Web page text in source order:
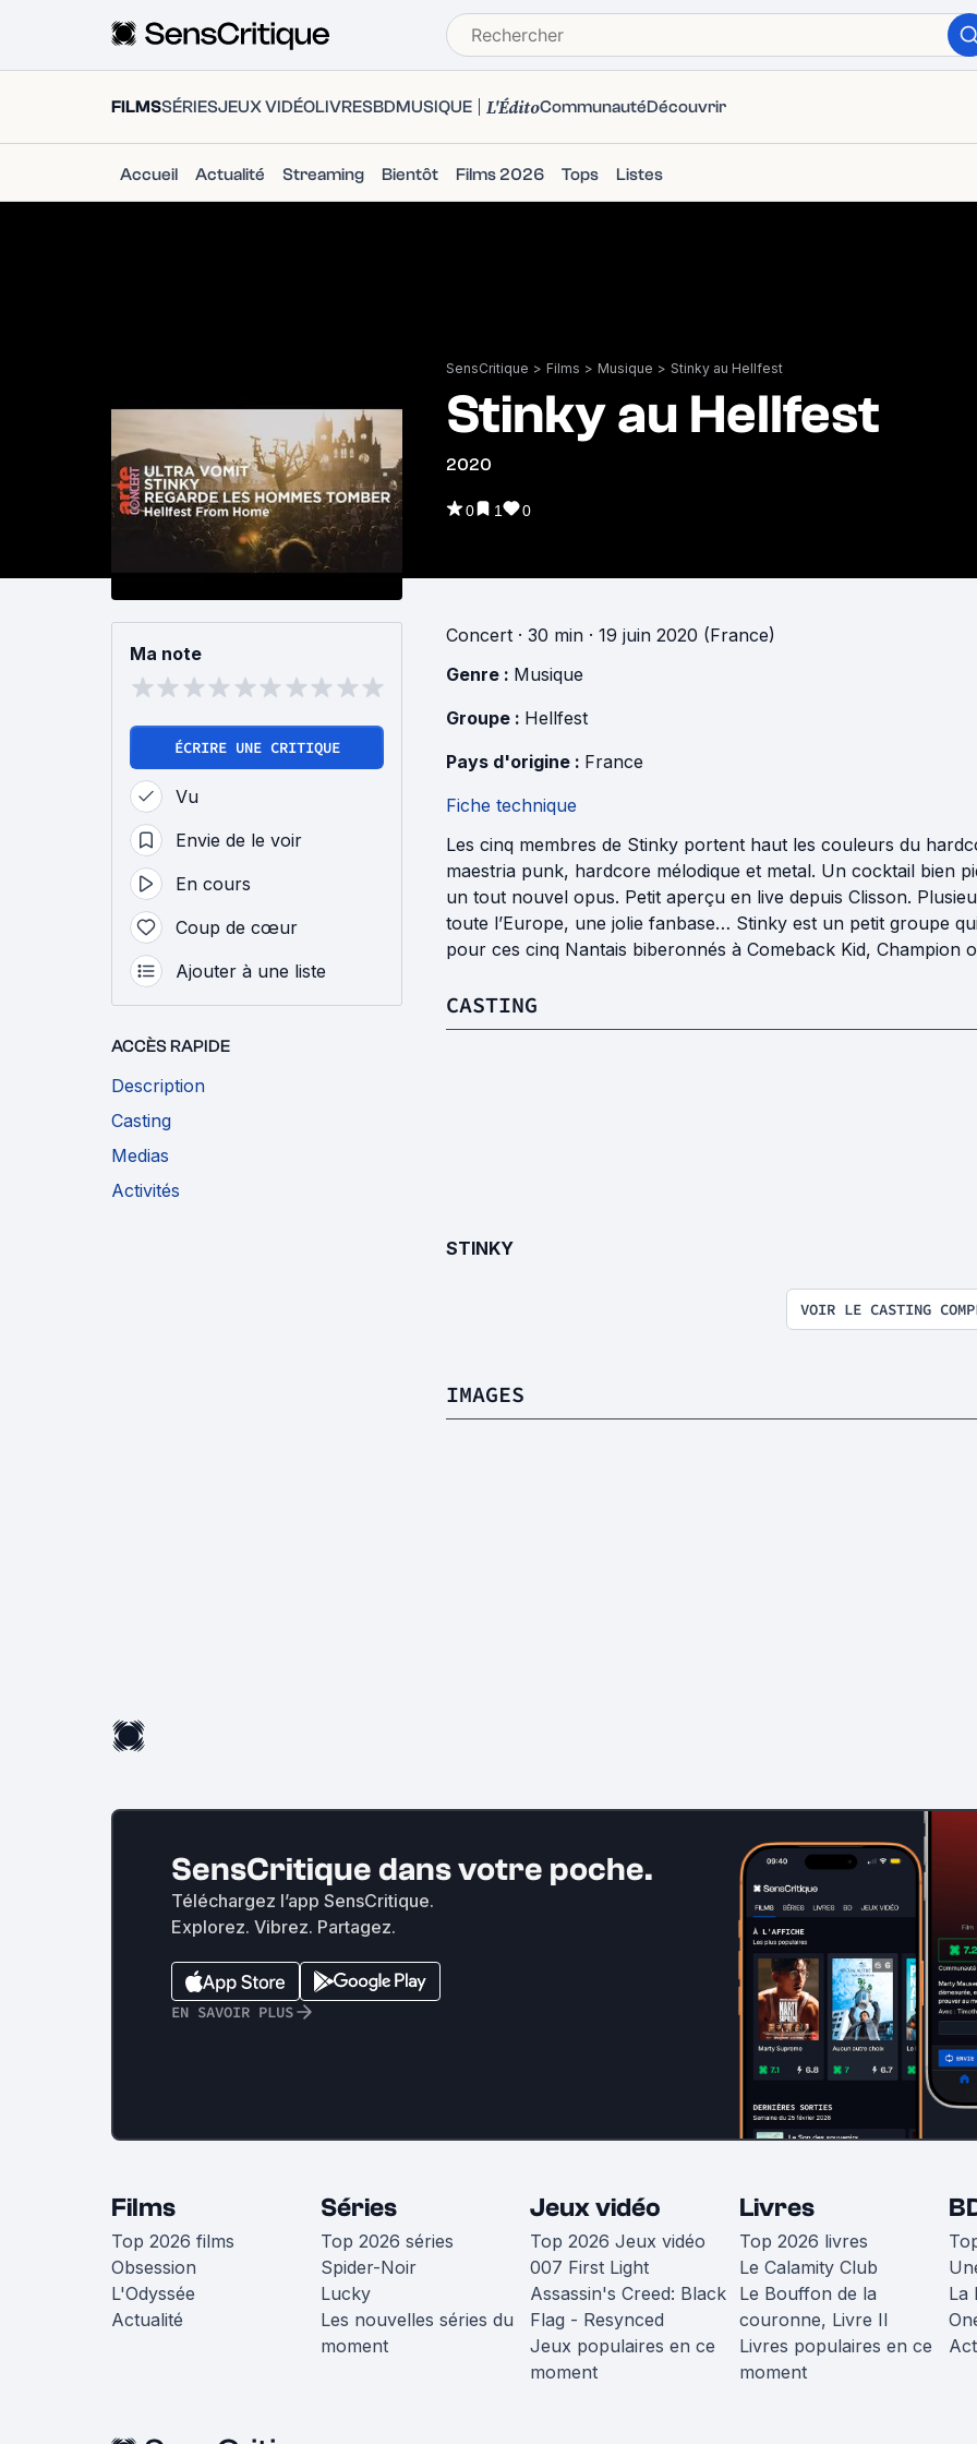
FILMSSÉRIESJEUX VIDÉOLIVRESBDMUSIQUE L'ÉditoCommunautéDécouvrir
Accueil Actualité Streaming Bientôt Films 2026 Tops Listes
SensCritique > Films > Musique > Stinky au Hellfest
Stinky au Hellfest
2020
0 1 0
Ma note
ÉCRIRE UNE CRITIQUE
Vu
Envie de le voir
En cours
Coup de cœur
Ajouter à une liste
ACCÈS RAPIDE
Description
Casting
Medias
Activités
Concert · 30 min · 19 juin 2020 (France)
Genre : Musique
Groupe : Hellfest
Pays d'origine : France
Fiche technique
Les cinq membres de Stinky portent haut les couleurs du
maestria punk, hardcore mélodique et metal. Un cocktail bien
un tout nouvel opus. Petit aperçu en live depuis Clisson.
toute l’Europe, une jolie fanbase… Stinky est un petit groupe
pour ces cinq Nantais biberonnés à Comeback Kid, Champion
CASTING
STINKY
VOIR LE CASTING
IMAGES
SensCritique dans votre poche.
Téléchargez l’app SensCritique.
Explorez. Vibrez. Partagez.
EN SAVOIR PLUS
Films
Top 2026 films
Obsession
L'Odyssée
Actualité
Séries
Top 2026 séries
Spider-Noir
Lucky
Les nouvelles séries du
moment
Jeux vidéo
Top 2026 Jeux vidéo
007 First Light
Assassin's Creed: Black
Flag - Resynced
Jeux populaires en ce
moment
Livres
Top 2026 livres
Le Calamity Club
Le Bouffon de la
couronne, Livre II
Livres populaires en ce
moment
La